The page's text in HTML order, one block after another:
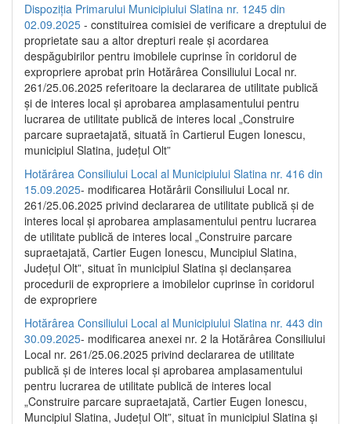
Dispoziția Primarului Municipiului Slatina nr. 1245 din
02.09.2025 - constituirea comisiei de verificare a dreptului de
proprietate sau a altor drepturi reale și acordarea
despăgubirilor pentru imobilele cuprinse în coridorul de
expropriere aprobat prin Hotărârea Consiliului Local nr.
261/25.06.2025 referitoare la declararea de utilitate publică
și de interes local și aprobarea amplasamentului pentru
lucrarea de utilitate publică de interes local „Construire
parcare supraetajată, situată în Cartierul Eugen Ionescu,
municipiul Slatina, județul Olt”
Hotărârea Consiliului Local al Municipiului Slatina nr. 416 din
15.09.2025- modificarea Hotărârii Consiliului Local nr.
261/25.06.2025 privind declararea de utilitate publică și de
interes local și aprobarea amplasamentului pentru lucrarea
de utilitate publică de interes local „Construire parcare
supraetajată, Cartier Eugen Ionescu, Muncipiul Slatina,
Județul Olt”, situat în municipiul Slatina și declanșarea
procedurii de expropriere a imobilelor cuprinse în coridorul
de expropriere
Hotărârea Consiliului Local al Municipiului Slatina nr. 443 din
30.09.2025- modificarea anexei nr. 2 la Hotărârea Consiliului
Local nr. 261/25.06.2025 privind declararea de utilitate
publică şi de interes local şi aprobarea amplasamentului
pentru lucrarea de utilitate publică de interes local
„Construire parcare supraetajată, Cartier Eugen Ionescu,
Muncipiul Slatina, Judeţul Olt”, situat în municipiul Slatina şi